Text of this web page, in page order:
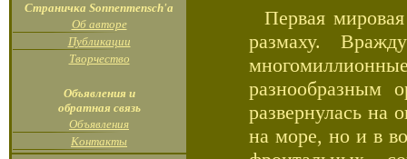
Страничка Sonnenmensch'а
Об авторе
Публикации
Творчество
Объявления и
обратная связь
Объявления
Контакты
Первая
размаху.
разнообразным
развернулась на
на море, но и в